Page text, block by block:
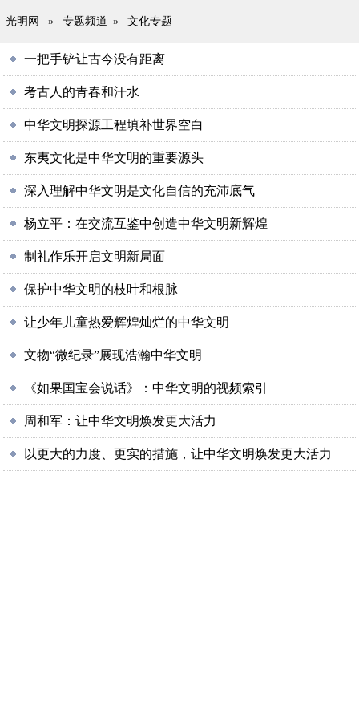
光明网 » 专题频道 » 文化专题
一把手铲让古今没有距离
考古人的青春和汗水
中华文明探源工程填补世界空白
东夷文化是中华文明的重要源头
深入理解中华文明是文化自信的充沛底气
杨立平：在交流互鉴中创造中华文明新辉煌
制礼作乐开启文明新局面
保护中华文明的枝叶和根脉
让少年儿童热爱辉煌灿烂的中华文明
文物“微纪录”展现浩瀚中华文明
《如果国宝会说话》：中华文明的视频索引
周和军：让中华文明焕发更大活力
以更大的力度、更实的措施，让中华文明焕发更大活力